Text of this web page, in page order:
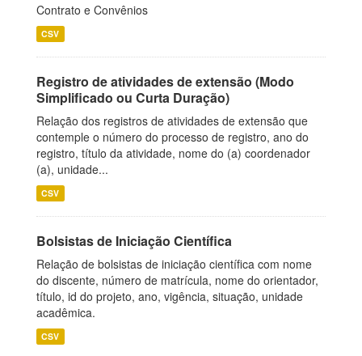
Contrato e Convênios
CSV
Registro de atividades de extensão (Modo
Simplificado ou Curta Duração)
Relação dos registros de atividades de extensão que
contemple o número do processo de registro, ano do
registro, título da atividade, nome do (a) coordenador
(a), unidade...
CSV
Bolsistas de Iniciação Científica
Relação de bolsistas de iniciação científica com nome
do discente, número de matrícula, nome do orientador,
título, id do projeto, ano, vigência, situação, unidade
acadêmica.
CSV